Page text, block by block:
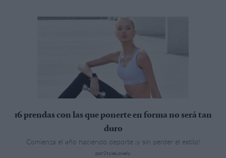
16 prendas con las que ponerte en forma no será tan
duro
Comienza el año haciendo deporte ¡y sin perder el estilo!
porStyleLovely